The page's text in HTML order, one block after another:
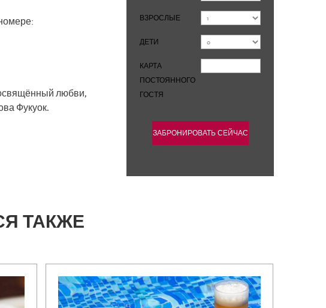
любви,
Фукуок.
ВЗРОСЛЫЕ
ДЕТИ
КАРТА
ПОСТОЯННОГО
ГОСТЯ
ТАКЖЕ